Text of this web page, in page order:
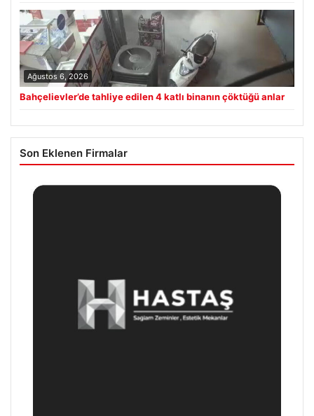
Ağustos 6, 2026
Bahçelievler’de tahliye edilen 4 katlı binanın çöktüğü anlar
Son Eklenen Firmalar